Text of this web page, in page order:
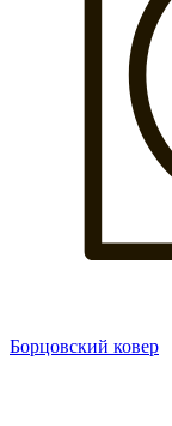
Борцовский ковер